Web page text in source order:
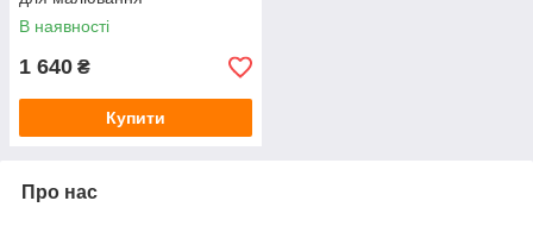
В наявності
1 640 ₴
Купити
Про нас